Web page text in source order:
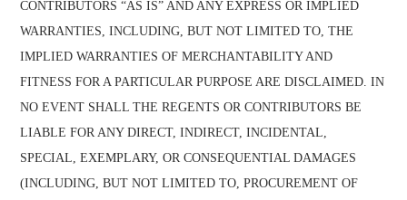
CONTRIBUTORS “AS IS” AND ANY EXPRESS OR IMPLIED
WARRANTIES, INCLUDING, BUT NOT LIMITED TO, THE
IMPLIED WARRANTIES OF MERCHANTABILITY AND
FITNESS FOR A PARTICULAR PURPOSE ARE DISCLAIMED. IN
NO EVENT SHALL THE REGENTS OR CONTRIBUTORS BE
LIABLE FOR ANY DIRECT, INDIRECT, INCIDENTAL,
SPECIAL, EXEMPLARY, OR CONSEQUENTIAL DAMAGES
(INCLUDING, BUT NOT LIMITED TO, PROCUREMENT OF